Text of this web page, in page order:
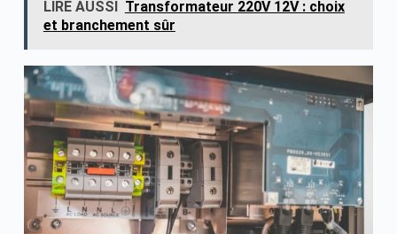
LIRE AUSSI Transformateur 220V 12V : choix
et branchement sûr